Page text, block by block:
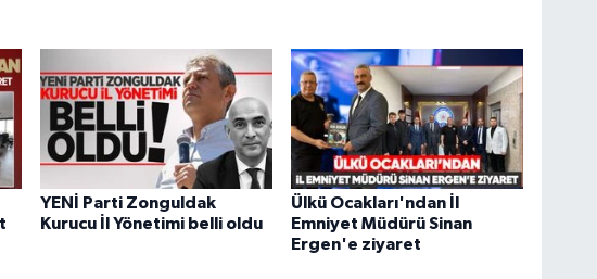
YENİ Parti Zonguldak
Kurucu İl Yönetimi belli oldu
Ülkü Ocakları'ndan İl
Emniyet Müdürü Sinan
Ergen'e ziyaret